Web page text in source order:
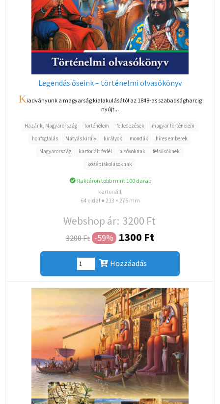
Legendás őseink – történelmi olvasókönyv
Kiadványunk a magyarság kialakulásától az 1848-as szabadságharcig
nyújt...
Hazánk, Magyarország történelem felfedezések
magyar történelem
honfoglalás
Mátyás király királyok mondák
híres emberek
Magyarország
kartonált fedél alsósoknak
felsősöknek
középiskolásoknak
Raktáron több mint 100 darab
kartonált
64 oldal ● 213 × 275 mm
Webshop ár: 3200 Ft
3200 Ft -59% 1300 Ft
Hozzáadás